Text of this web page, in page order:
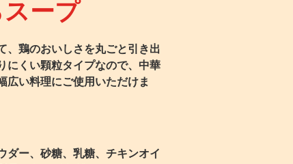
ープ
、鶏のおいしさを丸ごと引き出
にくい顆粒タイプなので、中華
広い料理にご使用いただけま
ダー、砂糖、乳糖、チキンオイ